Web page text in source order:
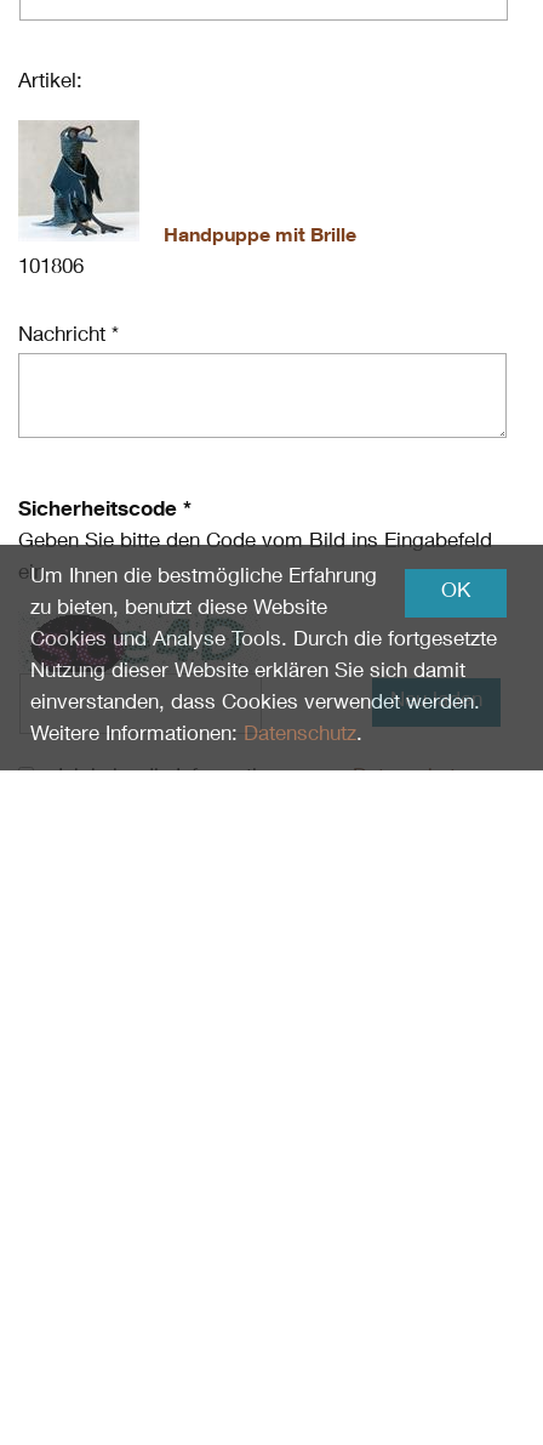
Artikel:
Handpuppe mit Brille
101806
Nachricht *
Sicherheitscode *
Geben Sie bitte den Code vom Bild ins Eingabefeld
ein.
Neu laden
OK
Um Ihnen die bestmögliche Erfahrung
zu bieten, benutzt diese Website
Cookies und Analyse Tools. Durch die fortgesetzte
Nutzung dieser Website erklären Sie sich damit
einverstanden, dass Cookies verwendet werden.
Weitere Informationen: Datenschutz.